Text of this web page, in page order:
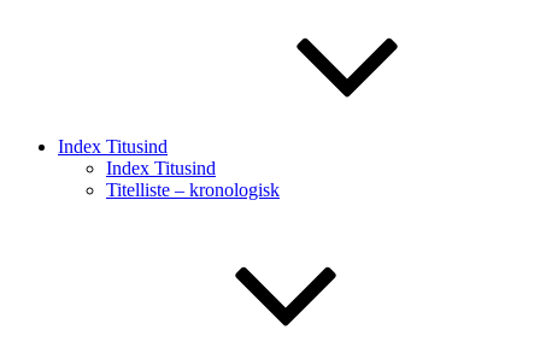
Index Titusind
Index Titusind
Titelliste – kronologisk